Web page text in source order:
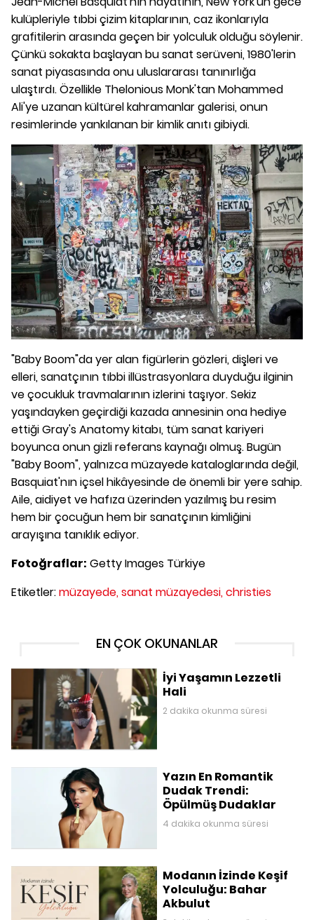
kulüpleriyle tıbbi çizim kitaplarının, caz ikonlarıyla
grafitilerin arasında geçen bir yolculuk olduğu söylenir.
Çünkü sokakta başlayan bu sanat serüveni, 1980'lerin
sanat piyasasında onu uluslararası tanınırlığa
ulaştırdı. Özellikle Thelonious Monk'tan Mohammed
Ali'ye uzanan kültürel kahramanlar galerisi, onun
resimlerinde yankılanan bir kimlik anıtı gibiydi.
"Baby Boom"da yer alan figürlerin gözleri, dişleri ve
elleri, sanatçının tıbbi illüstrasyonlara duyduğu ilginin
ve çocukluk travmalarının izlerini taşıyor. Sekiz
yaşındayken geçirdiği kazada annesinin ona hediye
ettiği Gray's Anatomy kitabı, tüm sanat kariyeri
boyunca onun gizli referans kaynağı olmuş. Bugün
"Baby Boom", yalnızca müzayede kataloglarında değil,
Basquiat'nın içsel hikâyesinde de önemli bir yere sahip.
Aile, aidiyet ve hafıza üzerinden yazılmış bu resim
hem bir çocuğun hem bir sanatçının kimliğini
arayışına tanıklık ediyor.
Fotoğraflar: Getty Images Türkiye
Etiketler:müzayede,sanat müzayedesi,christies
EN ÇOK OKUNANLAR
İyi Yaşamın Lezzetli
Hali
2 dakika okunma süresi
Yazın En Romantik
Dudak Trendi:
Öpülmüş Dudaklar
4 dakika okunma süresi
Modanın İzinde Keşif
Yolculuğu: Bahar
Akbulut